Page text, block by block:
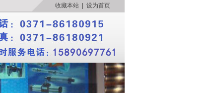
收藏本站| 设为首页